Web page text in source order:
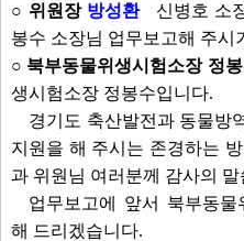
○ 위원장 방성환
신병호 소
봉수 소장님 업무보고해 주시
○ 북부동물위생시험소장 정
생시험소장 정봉수입니다.
경기도 축산발전과 동물방
지원을 해 주시는 존경하는
과 위원님 여러분께 감사의
업무보고에 앞서 북부동물
해 드리겠습니다.